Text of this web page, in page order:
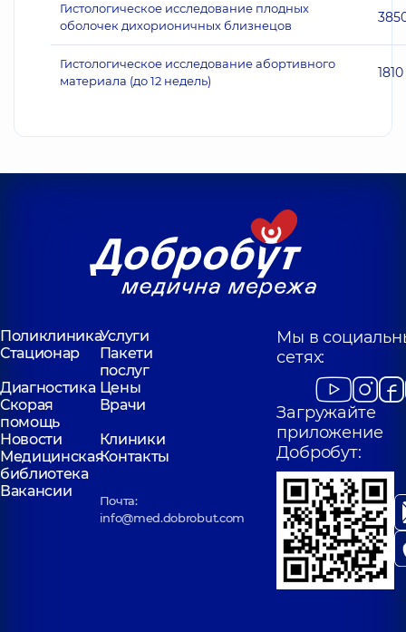
Гистологическое исследование плодных
оболочек дихорионичных близнецов
Гистологическое исследование абортивного
материала (до 12 недель)
1810
ПоликлиникаУслуги
Стационар
Пакети
послуг
Диагностика Цены
Скорая
помощь
Врачи
Новости
Клиники
Медицинская
библиотека
Контакты
Вакансии
Почта:
info@med.dobrobut.com
Мы в
сетях:
Загружайте
приложение
Добробут: